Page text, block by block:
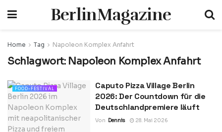
BerlinMagazine
Home Tag Napoleon Komplex Anfahrt
Schlagwort: Napoleon Komplex Anfahrt
FOOD-FESTIVAL
Caputo Pizza Village Berlin
2026: Der Countdown für die
Deutschlandpremiere läuft
Von Dennis 28. Mai 2026